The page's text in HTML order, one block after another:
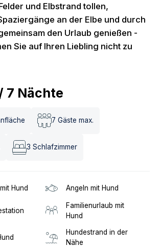
und Elbstrand tollen,
an der Elbe und durch
den Urlaub genießen -
Sie auf Ihren Liebling nicht zu
7 Nächte
7 Gäste max.
3 Schlafzimmer
Hund Angeln mit Hund
Familienurlaub mit
Hund
Hundestrand in der
Nähe